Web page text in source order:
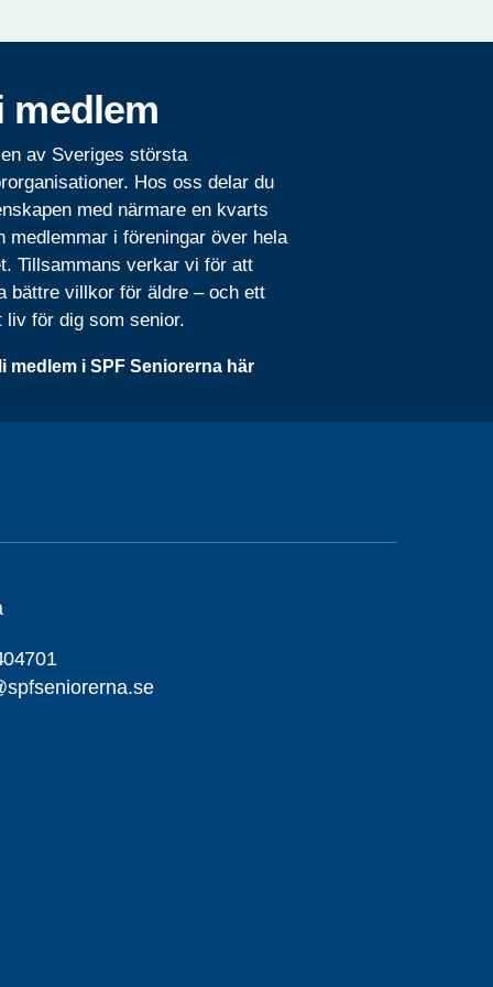
medlem
av Sveriges största
Hos oss delar du
med närmare en kvarts
medlemmar i föreningar över hela
Tillsammans verkar vi för att
bättre villkor för äldre – och ett
liv för dig som senior.
medlem i SPF Seniorerna här